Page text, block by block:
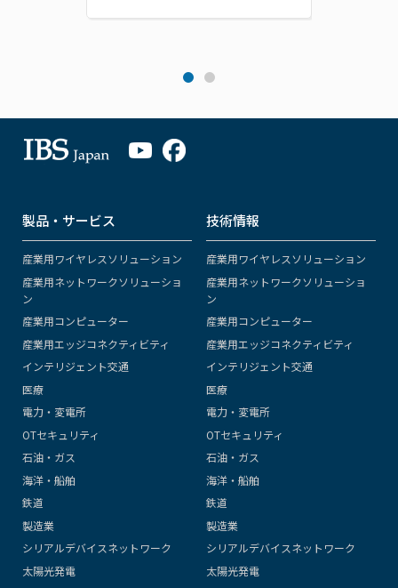
製品・サービス
産業用ワイヤレスソリューション
産業用ネットワークソリューショ
ン
産業用コンピューター
産業用エッジコネクティビティ
インテリジェント交通
医療
電力・変電所
OTセキュリティ
石油・ガス
海洋・船舶
鉄道
製造業
シリアルデバイスネットワーク
太陽光発電
技術情報
産業用ワイヤレスソリューション
産業用ネットワークソリューショ
ン
産業用コンピューター
産業用エッジコネクティビティ
インテリジェント交通
医療
電力・変電所
OTセキュリティ
石油・ガス
海洋・船舶
鉄道
製造業
シリアルデバイスネットワーク
太陽光発電